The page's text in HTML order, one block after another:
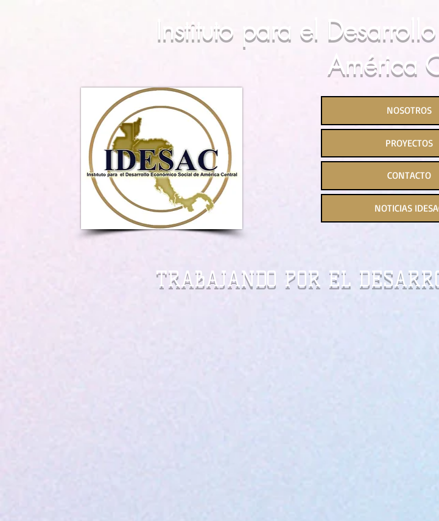
Instituto para el
América
NOSOTROS
PROYECTOS
CONTACTO
NOTICIAS
TRABAJANDO POR EL